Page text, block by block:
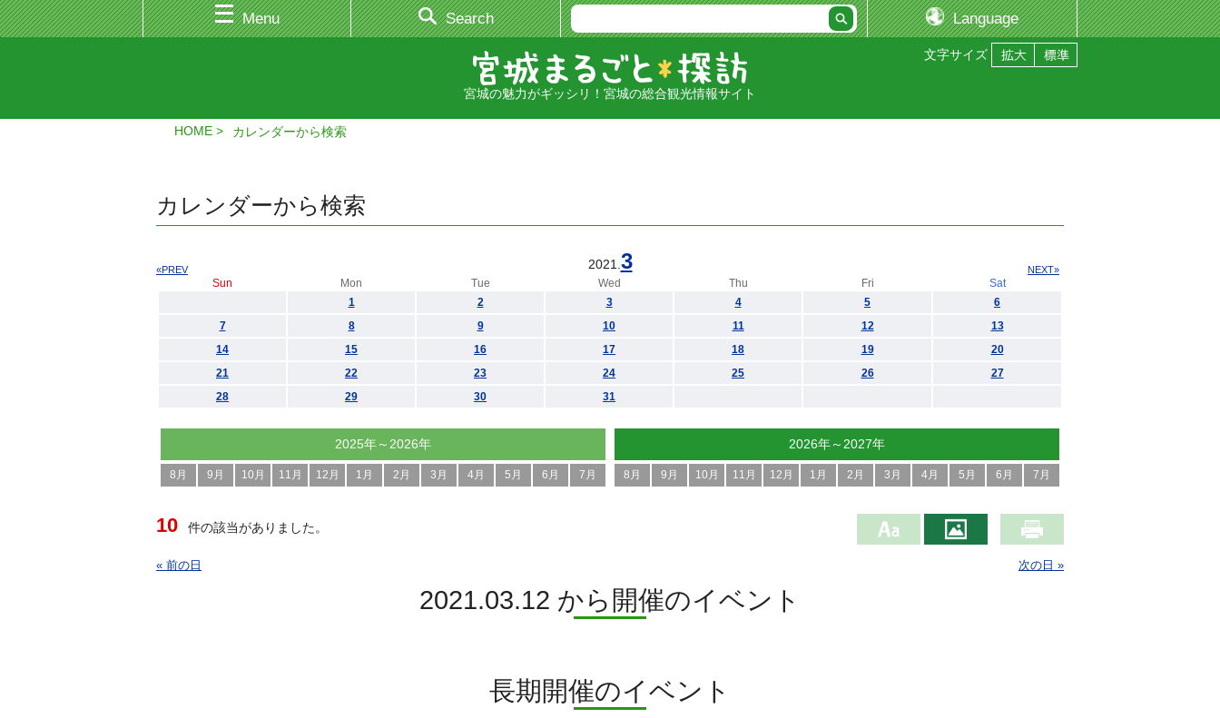
Menu Search Language
文字サイズ
宮城の魅力がギッシリ！宮城の総合観光情報サイト
HOME カレンダーから検索
カレンダーから検索
2021. 3
«PREV NEXT»
Sun Mon Tue Wed Thu Fri
Sat
1
2 3 4 5
6
7
8 9 10 11 12
13
14
15 16 17 18 19
20
21
22 23 24 25 26
27
28
29 30 31
2025年～2026年
8月 9月 10月 11月 12月 1月 2月 3月 4月 5月 6月 7月
2026年～2027年
8月 9月 10月 11月 12月 1月 2月 3月 4月 5月 6月 7月
10 件の該当がありました。
« 前の日 次の日 »
2021.03.12 から開催のイベント
長期開催のイベント